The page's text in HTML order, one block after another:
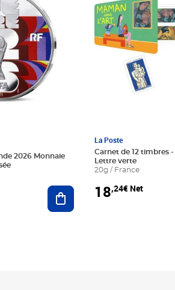
2026 Monnaie
Ajouter au panier
La Poste
Carnet de 12 timbres
Lettre verte
20g / France
18,24€ Net